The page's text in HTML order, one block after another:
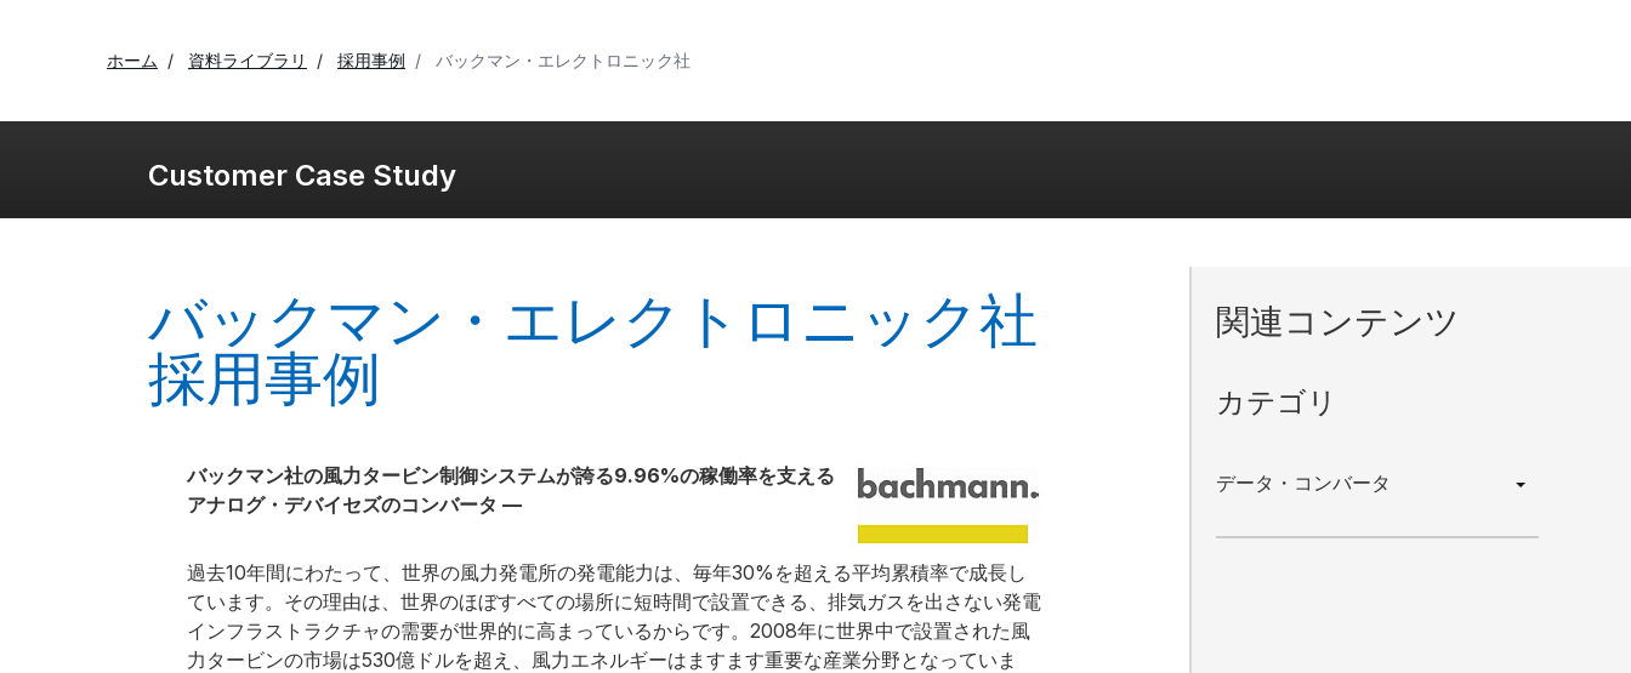
ホーム 資料ライブラリ 採用事例 バックマン・エレクトロニック社
Customer Case Study
バックマン・エレクトロニック社
採用事例
バックマン社の風力タービン制御システムが誇る9.96%の稼働率を支える
アナログ・デバイセズのコンバータ —
過去10年間にわたって、世界の風力発電所の発電能力は、毎年30%を超える平均累積率で成長し
ています。その理由は、世界のほぼすべての場所に短時間で設置できる、排気ガスを出さない発電
インフラストラクチャの需要が世界的に高まっているからです。2008年に世界中で設置された風
力タービンの市場は530億ドルを超え、風力エネルギーはますます重要な産業分野となっていま
関連コンテンツ
カテゴリ
データ・コンバータ